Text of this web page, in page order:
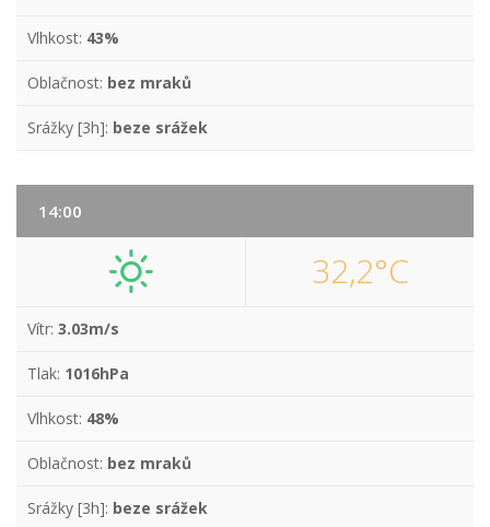
Vlhkost: 43%
Oblačnost: bez mraků
Srážky [3h]: beze srážek
14:00
32,2°C
Vítr: 3.03m/s
Tlak: 1016hPa
Vlhkost: 48%
Oblačnost: bez mraků
Srážky [3h]: beze srážek